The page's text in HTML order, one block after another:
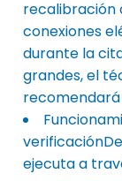
recalibración
conexiones
durante la
grandes, el
recomendará
ejecuta a